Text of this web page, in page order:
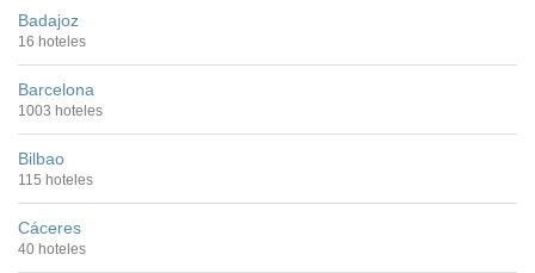
Badajoz
16 hoteles
Barcelona
1003 hoteles
Bilbao
115 hoteles
Cáceres
40 hoteles